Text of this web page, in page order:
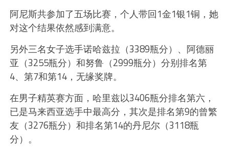
阿尼斯共参加了五场比赛，个人带回1金1银1铜，她
对这个结果依然感到满意。
另外三名女子选手诺哈兹拉（3389瓶分）、阿德丽
亚（3255瓶分）和努鲁（2999瓶分）分别排名第
4、第7和第14，无缘奖牌。
在男子精英赛方面，哈里兹以3406瓶分排名第六，
已是马来西亚选手中最高分，其次是排名第9的曾繁
友（3276瓶分）和排名第14的丹尼尔（3118瓶
分）。